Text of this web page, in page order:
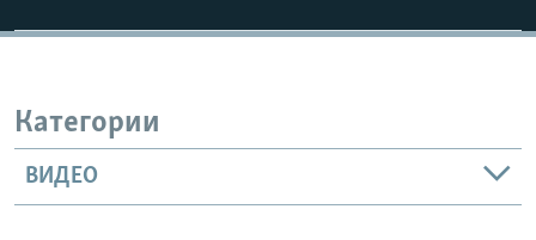
Категории
ВИДЕО